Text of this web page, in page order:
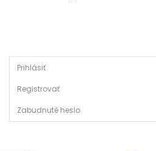
Prihlásiť
Registrovať
Zabudnuté heslo